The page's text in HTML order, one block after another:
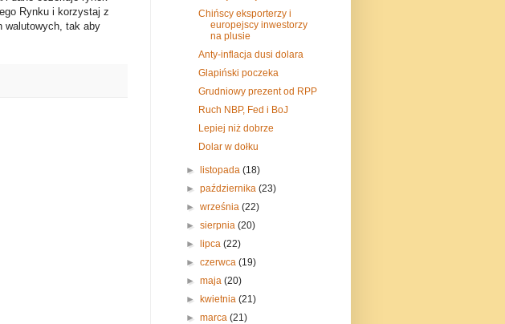
Rynku i korzystaj z
walutowych, tak aby
Chińscy eksporterzy i
europejscy inwestorzy
na plusie
Anty-inflacja dusi dolara
Glapiński poczeka
Grudniowy prezent od RPP
Ruch NBP, Fed i BoJ
Lepiej niż dobrze
Dolar w dołku
►listopada(18)
►października(23)
►września(22)
►sierpnia(20)
►lipca(22)
►czerwca(19)
►maja(20)
►kwietnia(21)
►marca(21)